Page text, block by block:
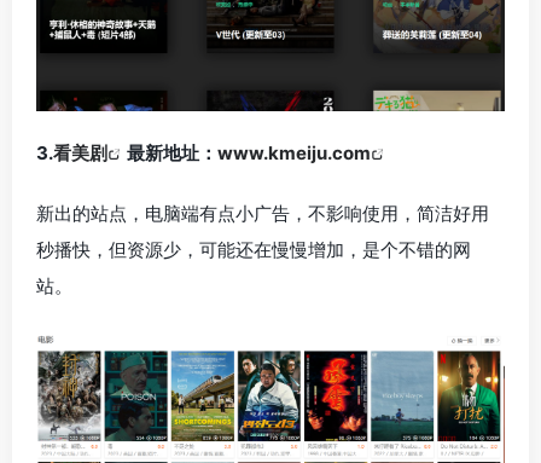
3.看美剧 最新地址： www.kmeiju.com
新出的站点，电脑端有点小广告，不影响使用，简洁好用
秒播快，但资源少，可能还在慢慢增加，是个不错的网
站。